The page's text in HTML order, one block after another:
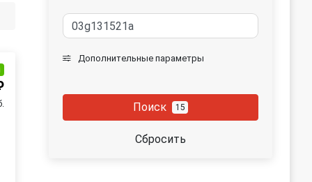
Дополнительные параметры
Поиск 15
Сбросить